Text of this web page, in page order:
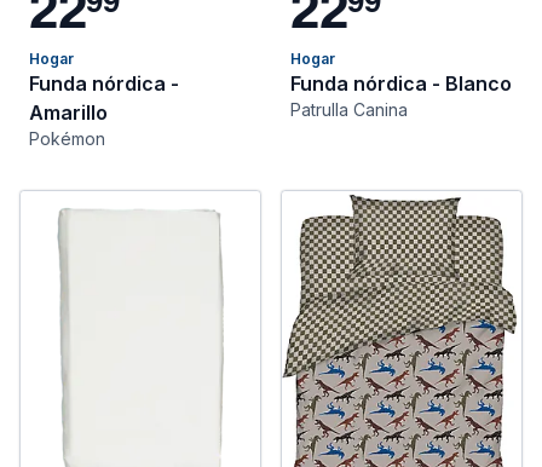
Hogar
Funda nórdica -
Amarillo
Pokémon
Hogar
Funda nórdica - Blanco
Patrulla Canina